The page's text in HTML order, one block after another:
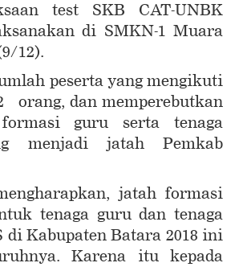
test SKB CAT-UNBK
di SMKN-1 Muara
12).
peserta yang mengikuti
orang, dan memperebutkan
guru serta tenaga
menjadi jatah Pemkab
jatah formasi
tenaga guru dan tenaga
di Kabupaten Batara 2018 ini
Karena itu kepada